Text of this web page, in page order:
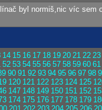
byl normiš,nic víc sem
14 15 16 17 18 19 20 21 22 23
52 53 54 55 56 57 58 59 60 61
90 91 92 93 94 95 96 97 98
120 121 122 123 124 125
147 148 149 150 151 152
174 175 176 177 178 179